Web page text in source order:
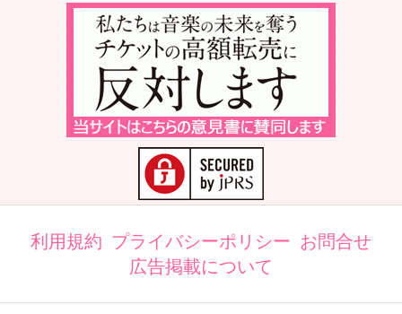
利用規約 プライバシーポリシー お問合せ
広告掲載について